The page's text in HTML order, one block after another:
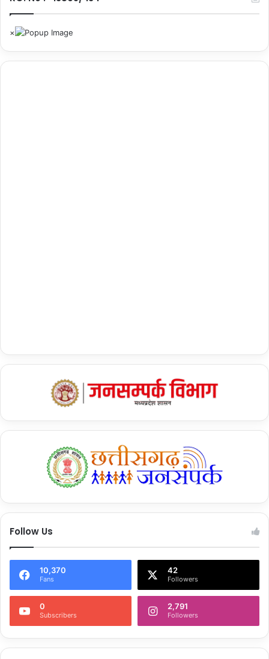
Follow Us
10,370
Fans
42
Followers
0
Subscribers
2,791
Followers